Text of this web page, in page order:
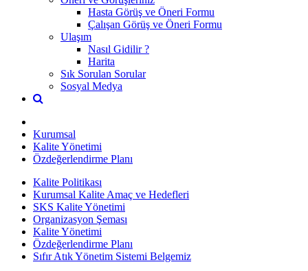
Hasta Görüş ve Öneri Formu
Çalışan Görüş ve Öneri Formu
Ulaşım
Nasıl Gidilir ?
Harita
Sık Sorulan Sorular
Sosyal Medya
Kurumsal
Kalite Yönetimi
Özdeğerlendirme Planı
Kalite Politikası
Kurumsal Kalite Amaç ve Hedefleri
SKS Kalite Yönetimi
Organizasyon Şeması
Kalite Yönetimi
Özdeğerlendirme Planı
Sıfır Atık Yönetim Sistemi Belgemiz